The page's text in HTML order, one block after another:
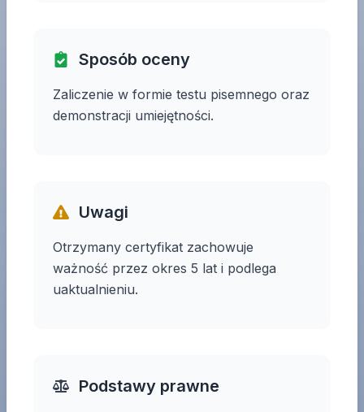
Sposób oceny
Zaliczenie w formie testu pisemnego oraz
demonstracji umiejętności.
Uwagi
Otrzymany certyfikat zachowuje
ważność przez okres 5 lat i podlega
uaktualnieniu.
Podstawy prawne